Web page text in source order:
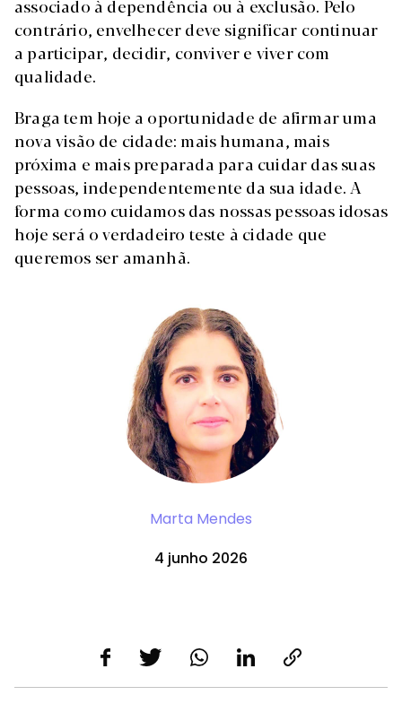
associado à dependência ou à exclusão. Pelo
contrário, envelhecer deve significar continuar
a participar, decidir, conviver e viver com
qualidade.
Braga tem hoje a oportunidade de afirmar uma
nova visão de cidade: mais humana, mais
próxima e mais preparada para cuidar das suas
pessoas, independentemente da sua idade. A
forma como cuidamos das nossas pessoas idosas
hoje será o verdadeiro teste à cidade que
queremos ser amanhã.
Marta Mendes
4 junho 2026